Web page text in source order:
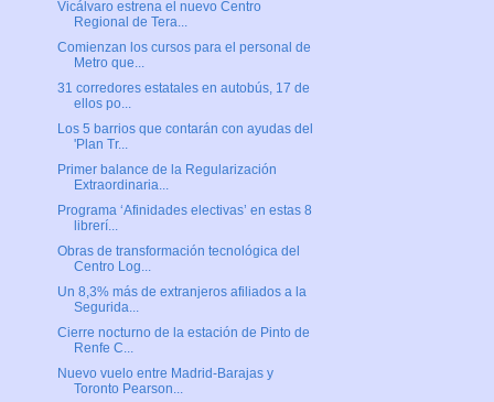
Vicálvaro estrena el nuevo Centro
Regional de Tera...
Comienzan los cursos para el personal de
Metro que...
31 corredores estatales en autobús, 17 de
ellos po...
Los 5 barrios que contarán con ayudas del
'Plan Tr...
Primer balance de la Regularización
Extraordinaria...
Programa ‘Afinidades electivas’ en estas 8
librerí...
Obras de transformación tecnológica del
Centro Log...
Un 8,3% más de extranjeros afiliados a la
Segurida...
Cierre nocturno de la estación de Pinto de
Renfe C...
Nuevo vuelo entre Madrid-Barajas y
Toronto Pearson...